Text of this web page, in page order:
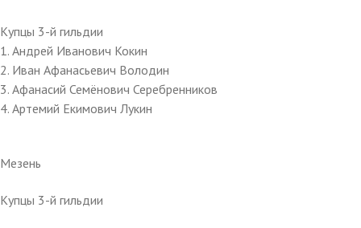
Купцы 3-й гильдии
1. Андрей Иванович Кокин
2. Иван Афанасьевич Володин
3. Афанасий Семёнович Серебренников
4. Артемий Екимович Лукин
Мезень
Купцы 3-й гильдии